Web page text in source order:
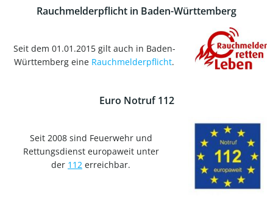
Rauchmelderpflicht in Baden-Württemberg
Seit dem 01.01.2015 gilt auch in Baden-
Württemberg eine Rauchmelderpflicht.
Euro Notruf 112
Seit 2008 sind Feuerwehr und
Rettungsdienst europaweit unter
der 112 erreichbar.